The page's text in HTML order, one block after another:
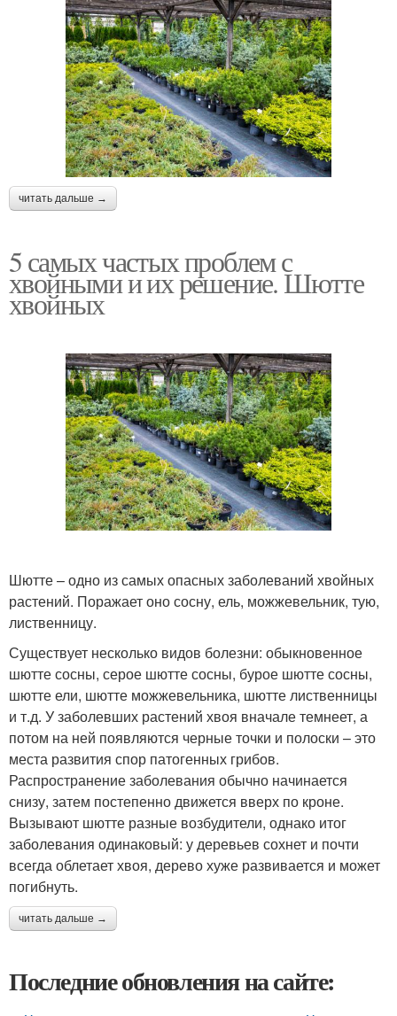
читать дальше →
5 самых частых проблем с
хвойными и их решение. Шютте
хвойных
Шютте – одно из самых опасных заболеваний хвойных
растений. Поражает оно сосну, ель, можжевельник, тую,
лиственницу.
Существует несколько видов болезни: обыкновенное
шютте сосны, серое шютте сосны, бурое шютте сосны,
шютте ели, шютте можжевельника, шютте лиственницы
и т.д. У заболевших растений хвоя вначале темнеет, а
потом на ней появляются черные точки и полоски – это
места развития спор патогенных грибов.
Распространение заболевания обычно начинается
снизу, затем постепенно движется вверх по кроне.
Вызывают шютте разные возбудители, однако итог
заболевания одинаковый: у деревьев сохнет и почти
всегда облетает хвоя, дерево хуже развивается и может
погибнуть.
читать дальше →
Последние обновления на сайте: